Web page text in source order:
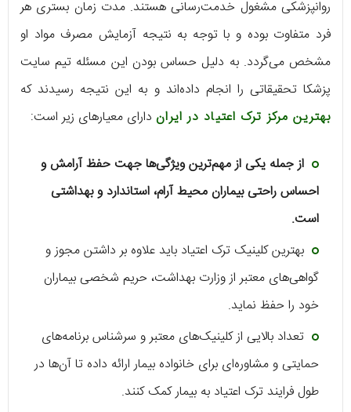
روانپزشکی مشغول خدمت‌رسانی هستند. مدت زمان بستری هر
فرد متفاوت بوده و با توجه به نتیجه آزمایش مصرف مواد او
مشخص می‌گردد. به دلیل حساس بودن این مسئله تیم سایت
پزشکا تحقیقاتی را انجام داده‌اند و به این نتیجه رسیدند که
بهترین مرکز ترک اعتیاد در ایراندارای معیارهای زیر است:
از جمله یکی از مهم‌ترین ویژگی‌ها جهت حفظ آرامش و
احساس راحتی بیماران محیط آرام، استاندارد و بهداشتی
است.
بهترین کلینیک ترک اعتیاد باید علاوه بر داشتن مجوز و
گواهی‌های معتبر از وزارت بهداشت، حریم شخصی بیماران
خود را حفظ نماید.
تعداد بالایی از کلینیک‌های معتبر و سرشناس برنامه‌های
حمایتی و مشاوره‌ای برای خانواده بیمار ارائه داده تا آن‌ها در
طول فرایند ترک اعتیاد به بیمار کمک کنند.